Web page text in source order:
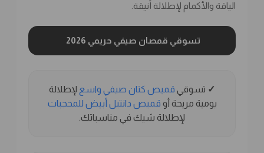
الياقة والأكمام لإطلالة أنيقة.
تسوقي قمصان صيفي حريمي 2026
✓ تسوقي قميص كتان صيفي واسع لإطلالة
يومية مريحة أو قميص دانتيل أبيض للمحجبات
لإطلالة شيك في مناسباتك.